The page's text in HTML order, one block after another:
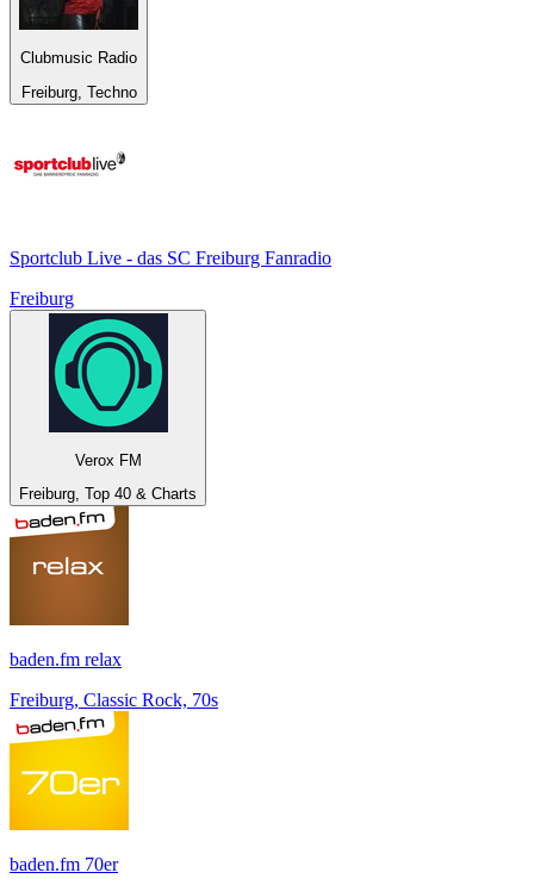
Clubmusic Radio
Freiburg, Techno
Sportclub Live - das SC Freiburg Fanradio
Freiburg
Verox FM
Freiburg, Top 40 & Charts
baden.fm relax
Freiburg, Classic Rock, 70s
baden.fm 70er